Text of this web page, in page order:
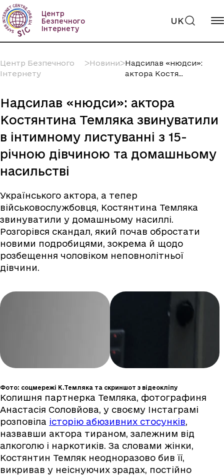
Пропустити
вміст
Центр
Безпечного
Інтернету
UK
Центр Безпечного
Інтернету
ᐳНовиниᐳНадсилав «нюдси»:
актора Костя...
Надсилав «нюдси»: актора
Костянтина Темляка звинуватили
в інтимному листуванні з 15-
річною дівчиною та домашньому
насильстві
Українського актора, а тепер
військовослужбовця, Костянтина Темляка
звинуватили у домашньому насиллі.
Розгорівся скандал, який почав обростати
новими подробицями, зокрема й щодо
розбещення чоловіком неповнолітньої
дівчини.
Фото: соцмережі К.Темляка та скриншот з відеокліпу
Колишня партнерка Темляка, фотографиня
Анастасія Соловйова, у своєму Інстаграмі
розповіла історію абюзивних стосунків,
назвавши актора тираном, залежним від
алкоголю і наркотиків. За словами жінки,
Костянтин Темляк неодноразово бив її,
викривав у неіснуючих зрадах, постійно